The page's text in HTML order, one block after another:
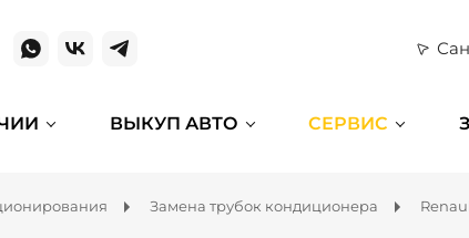
ВЫКУП АВТО СЕРВИС
Замена трубок кондиционера